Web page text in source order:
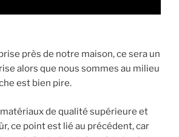
près de notre maison, ce sera un
alors que nous sommes au milieu
est bien pire.
de qualité supérieure et
ce point est lié au précédent, car